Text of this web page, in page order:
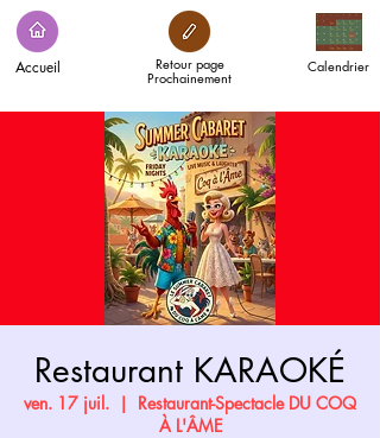
Accueil Calendrier
Retour page
Prochainement
Restaurant KARAOKÉ
ven. 17 juil.
  |
Restaurant-Spectacle DU COQ
À L'ÂME